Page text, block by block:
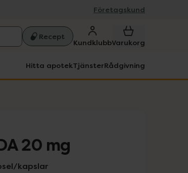
Företagskund
Recept
KundklubbVarukorg
Hitta apotekTjänsterRådgivning
20 mg
kapslar